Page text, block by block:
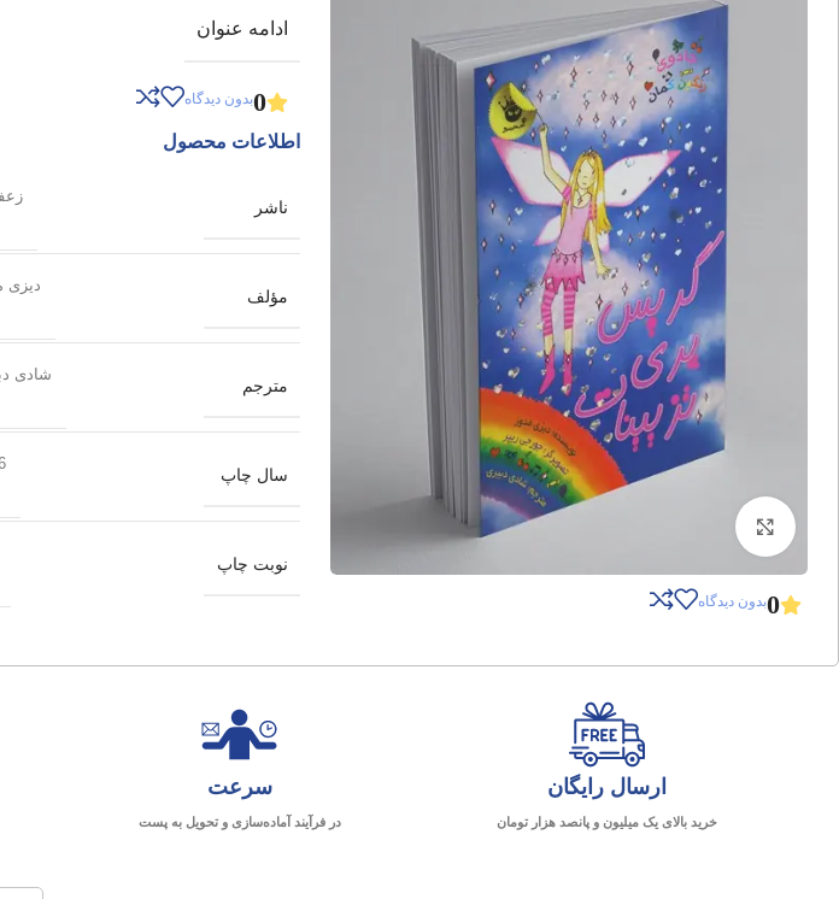
0بدون دیدگاه
ادامه عنوان
0بدون دیدگاه
اطلاعات محصول
ناشر
مؤلف
دیزی
مترجم
شادی
سال چاپ
نوبت چاپ
ارسال رایگان
خرید بالای یک میلیون و پانصد هزار تومان
سرعت
در فرآیند آماده‌سازی و تحویل به پست